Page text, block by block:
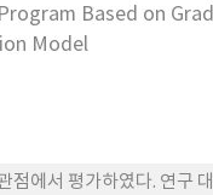
Based on
Model
에서 평가하였다. 연구